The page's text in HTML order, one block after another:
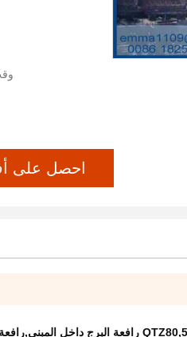
وقت
احصل على